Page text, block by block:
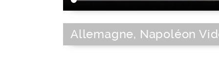
Allemagne, Napoléon